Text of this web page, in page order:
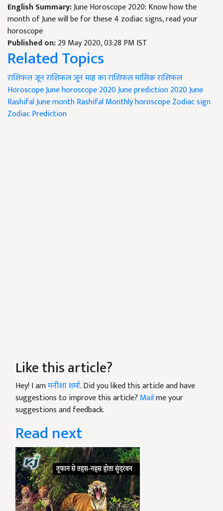
English Summary:June Horoscope 2020: Know how the
month of June will be for these 4 zodiac signs, read your
horoscope
Published on:29 May 2020, 03:28 PM IST
Related Topics
राशिफलजून राशिफलजून माह का राशिफलमासिक राशिफल
HoroscopeJune horoscope 2020June prediction 2020June
RashifalJune month RashifalMonthly horoscopeZodiac sign
Zodiac Prediction
Like this article?
Hey! I amमनीशा शर्मा. Did you liked this article and have
suggestions to improve this article? Mailme your
suggestions and feedback.
Read next